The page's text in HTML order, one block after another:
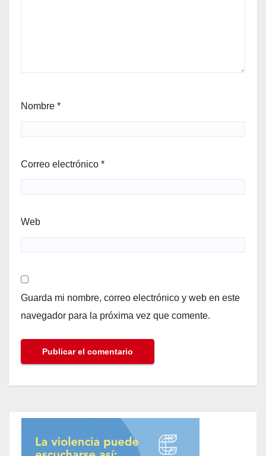
Nombre *
Correo electrónico *
Web
Guarda mi nombre, correo electrónico y web en este
navegador para la próxima vez que comente.